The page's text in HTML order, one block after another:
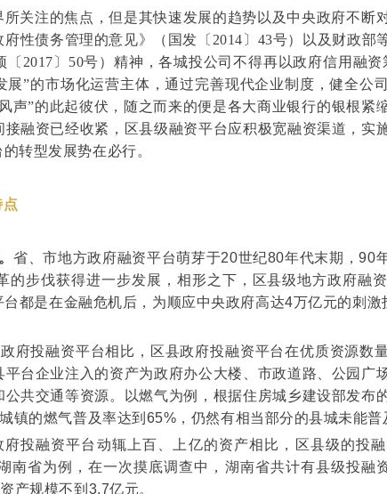
关注的焦点，但是其快速发展的趋势以及中央政府不断
性债务管理的意见》（国发〔2014〕43号）以及财政部
2017〕50号）精神，各城投公司不得再以政府信用融
展”的市场化运营主体，通过完善现代企业制度，健全公
声”的此起彼伏，随之而来的便是各大商业银行的银根紧
融资已经收紧，区县级融资平台应积极宽融资渠道，实
转型发展势在必行。
省、市地方政府融资平台萌芽于20世纪80年代末期，90
的步伐获得进一步发展，相形之下，区县级地方政府融
都是在金融危机后，为顺应中央政府高达4万亿元的刺激
府投融资平台相比，区县政府投融资平台在优质资源数
台企业注入的资产为政府办公大楼、市政道路、公园广
共交通等资源。以燃气为例，根据住房城乡建设部发布
镇的燃气普及率达到65%，仍然有相当部分的县城未能普
府投融资平台动辄上百、上亿的资产相比，区县级的投
南省为例，在一次摸底调查中，湖南省共计有县级投融
产规模不到3.7亿元。